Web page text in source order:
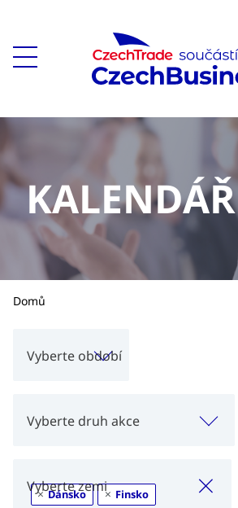
Domů
Vyberte období
Vyberte druh akce
×
× Dánsko × Finsko
Vyberte zemi